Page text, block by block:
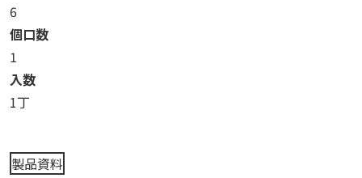
6
個口数
1
入数
1丁
製品資料